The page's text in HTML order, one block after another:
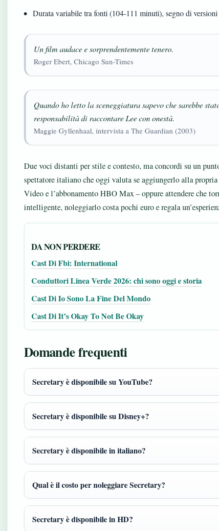
Durata variabile tra fonti (104-111 minuti), segno di
Un film audace e sorprendentemente tenero.
Roger Ebert, Chicago Sun-Times
Quando ho letto la sceneggiatura sapevo che sarebbe
responsabilità di raccontare Lee con onestà.
Maggie Gyllenhaal, intervista a The Guardian (2003)
Due voci distanti per stile e contesto, ma concordi su un
spettatore italiano che oggi valuta se aggiungerlo alla
Video e l’abbonamento HBO Max – oppure attendere che
intelligente, noleggiarlo costa pochi euro e regala
DA NON PERDERE
Cast Di Fbi: International
Conduttori Linea Verde 2026: chi sono oggi e storia
Cast Di Io Sono La Fine Del Mondo
Cast Di It’s Okay To Not Be Okay
Domande frequenti
Secretary è disponibile su YouTube?
Secretary è disponibile su Disney+?
Secretary è disponibile in italiano?
Qual è il costo per noleggiare Secretary?
Secretary è disponibile in HD?